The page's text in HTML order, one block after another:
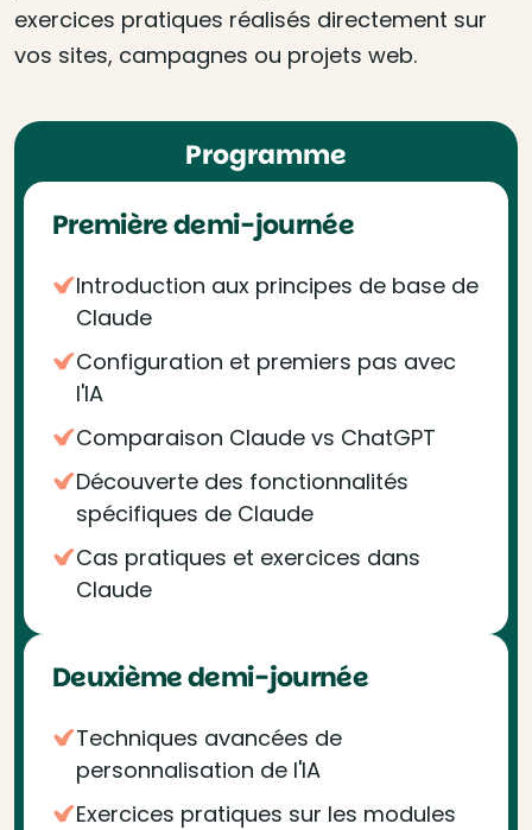
exercices pratiques réalisés directement sur
vos sites, campagnes ou projets web.
Programme
Première demi-journée
Introduction aux principes de base de
Claude
Configuration et premiers pas avec
l'IA
Comparaison Claude vs ChatGPT
Découverte des fonctionnalités
spécifiques de Claude
Cas pratiques et exercices dans
Claude
Deuxième demi-journée
Techniques avancées de
personnalisation de l'IA
Exercices pratiques sur les modules